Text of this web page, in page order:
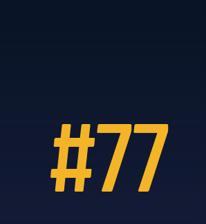
#77